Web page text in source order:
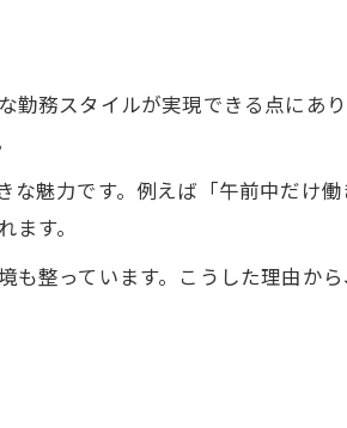
アに注目
実現するには
を目指す方法
向上ポイント
入の可能性
送の魅力
務スタイルが実現できる点にあ
魅力です。例えば「午前中だけ
す。
整っています。こうした理由か